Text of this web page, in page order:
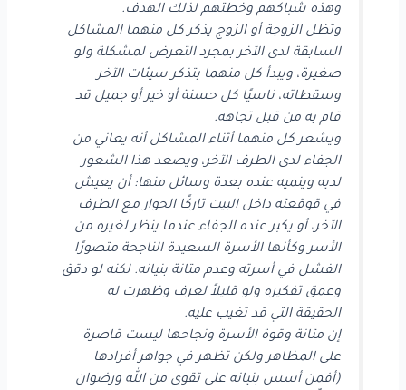
وهذه شباكهم وخطتهم لذلك الهدف.
وتظل الزوجة أو الزوج يذكر كل منهما المشاكل
السابقة لدى الآخر بمجرد التعرض لمشكلة ولو
صغيرة، ويبدأ كل منهما بتذكر سيئات الآخر
وسقطاته، ناسيًا كل حسنة أو خير أو جميل قد
قام به من قبل تجاهه.
ويشعر كل منهما أثناء المشاكل أنه يعاني من
الجفاء لدى الطرف الآخر، ويصعد هذا الشعور
لديه وينميه عنده بعدة وسائل منها: أن يعيش
في قوقعته داخل البيت تاركًا الحوار مع الطرف
الآخر، أو يكبر عنده الجفاء عندما ينظر لغيره من
الأسر وكأنها الأسرة السعيدة الناجحة متصورًا
الفشل في أسرته وعدم متانة بنيانه. لكنه لو دقق
وعمق تفكيره ولو قليلاً لعرف وظهرت له
الحقيقة التي قد تغيب عليه.
إن متانة وقوة الأسرة ونجاحها ليست قاصرة
على المظاهر ولكن تظهر في جواهر أفرادها
(أفمن أسس بنيانه على تقوى من الله ورضوان